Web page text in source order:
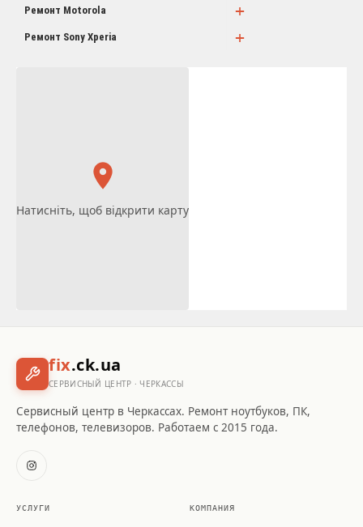
Ремонт Motorola +
Ремонт Sony Xperia +
Натисніть, щоб відкрити карту
fix.ck.ua
СЕРВИСНЫЙ ЦЕНТР · ЧЕРКАССЫ
Сервисный центр в Черкассах. Ремонт ноутбуков, ПК,
телефонов, телевизоров. Работаем с 2015 года.
УСЛУГИ КОМПАНИЯ